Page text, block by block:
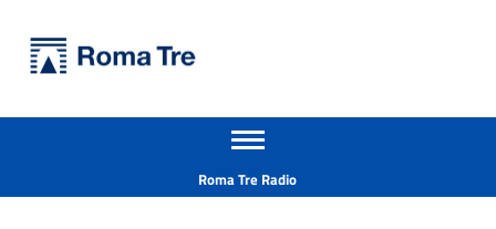
Prof. PAOLO MATTERA - Università Roma Tre
Apri il menu secondario
Roma Tre Radio